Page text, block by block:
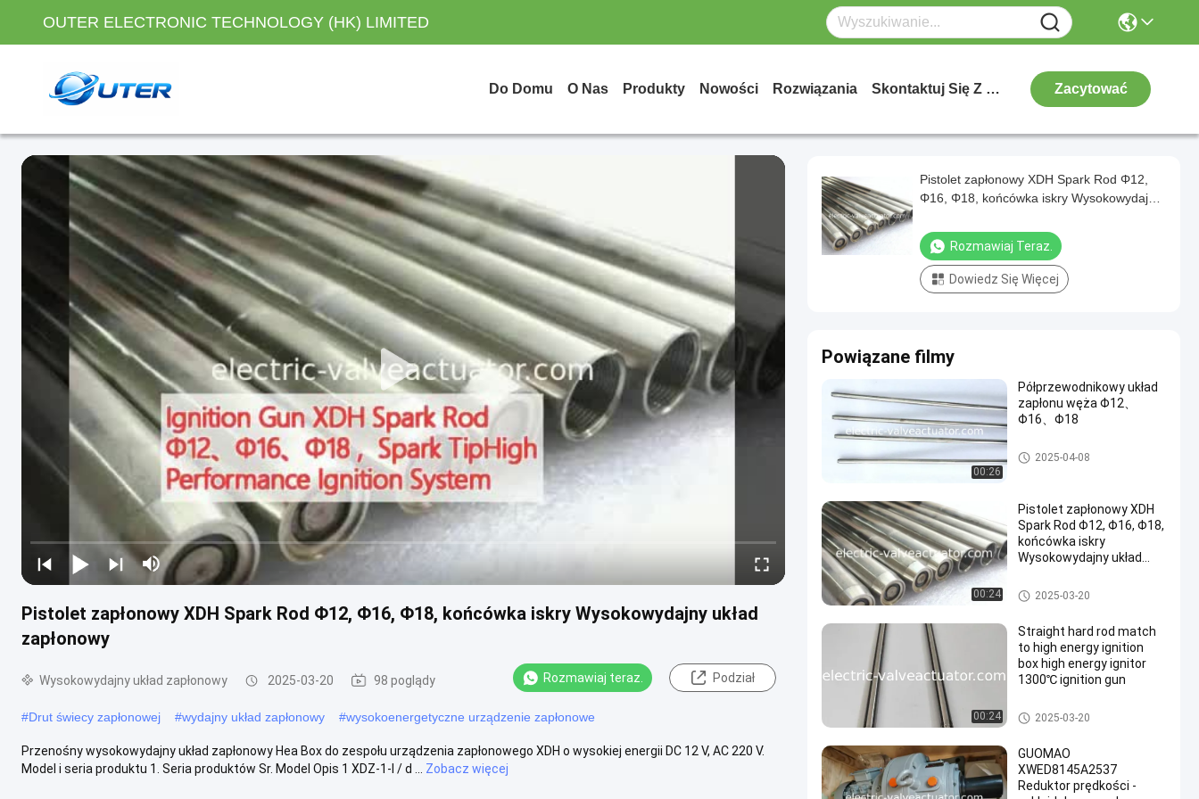
OUTER ELECTRONIC TECHNOLOGY (HK) LIMITED
Do Domu O Nas Produkty Nowości Rozwiązania Skontaktuj Się Z Nami Zacytować
Pistolet zapłonowy XDH Spark Rod Φ12, Φ16, Φ18, końcówka iskry Wysokowydajny układ
zapłonowy
Wysokowydajny układ zapłonowy 2025-03-20 98 poglądy Rozmawiaj teraz. Podział
#Drut świecy zapłonowej #wydajny układ zapłonowy #wysokoenergetyczne urządzenie zapłonowe
Przenośny wysokowydajny układ zapłonowy Hea Box do zespołu urządzenia zapłonowego XDH o wysokiej energii DC 12 V, AC 220 V.
Model i seria produktu 1. Seria produktów Sr. Model Opis 1 XDZ-1-l / d ...
Zobacz więcej
Pistolet zapłonowy XDH Spark Rod Φ12,
Φ16, Φ18, końcówka iskry Wysokowydajny
Rozmawiaj Teraz.
Dowiedz Się Więcej
Powiązane filmy
00:26
Półprzewodnikowy układ
zapłonu węża Φ12、
Φ16、Φ18
Wysokowydajny układ zapłon
owy
2025-04-08
00:24
Pistolet zapłonowy XDH
Spark Rod Φ12, Φ16, Φ18,
końcówka iskry
Wysokowydajny układ
Wysokowydajny układ zapłon
owy
2025-03-20
00:24
Straight hard rod match
to high energy ignition
box high energy ignitor
1300℃ ignition gun
Wysokowydajny układ zapłon
owy
2025-03-20
GUOMAO
XWED8145A2537
Reduktor prędkości -